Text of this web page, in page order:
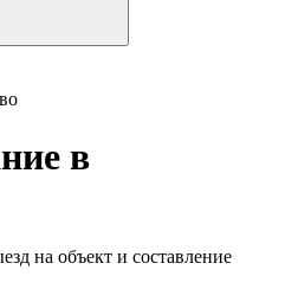
в
на объект и составление